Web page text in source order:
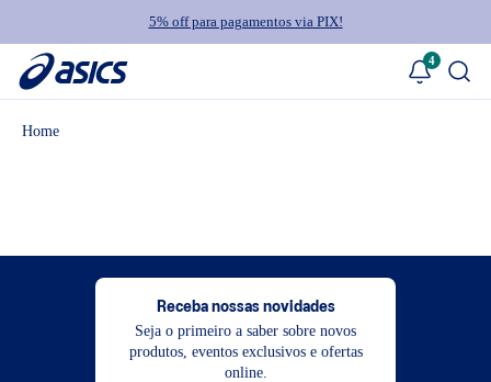
5% off para pagamentos via PIX!
4
Receba nossas novidades
Seja o primeiro a saber sobre novos
produtos, eventos exclusivos e ofertas
online.